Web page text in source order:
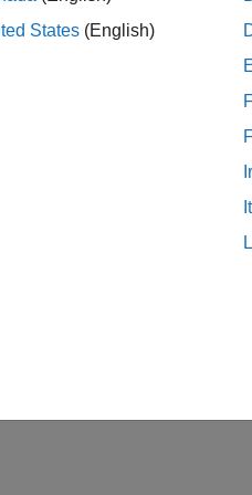
도
Steps
States (English)